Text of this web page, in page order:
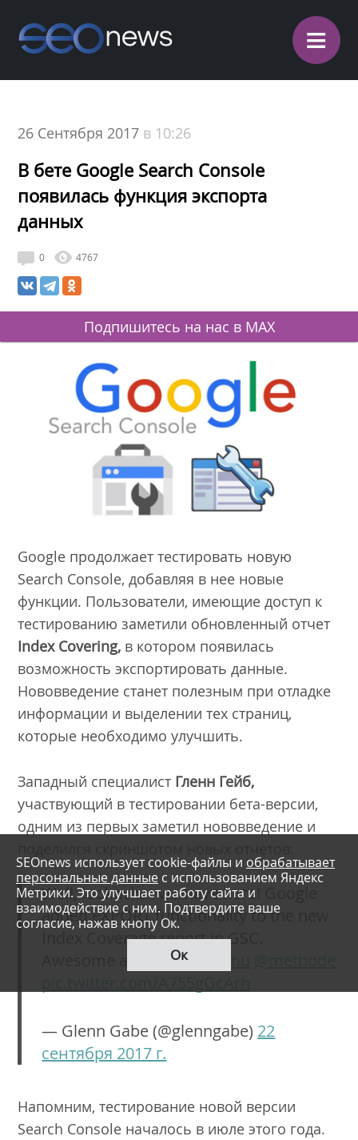
≡
26 Сентября 2017 в 10:26
В бете Google Search Console
появилась функция экспорта
данных
0 4767
Подпишитесь на нас в MAX
Google продолжает тестировать новую
Search Console, добавляя в нее новые
функции. Пользователи, имеющие доступ к
тестированию заметили обновленный отчет
Index Covering, в котором появилась
возможность экспортировать данные.
Нововведение станет полезным при отладке
информации и выделении тех страниц,
которые необходимо улучшить.
Западный специалист Гленн Гейб,
участвующий в тестировании бета-версии,
одним из первых заметил нововведение и
Well, look what we have here! Google
added EXPORT functionality to the new
Index Coverage report in GSC.
Awesome addition!@johmu
— Glenn Gabe (@glenngabe) 22
сентября 2017 г.
Напомним, тестирование новой версии
Search Console началось в июле этого года.
SEOnews использует cookie-файлы и обрабатывает
персональные данные с использованием Яндекс
Метрики. Это улучшает работу сайта и
взаимодействие с ним. Подтвердите ваше
согласие, нажав кнопу Ок.
Ок